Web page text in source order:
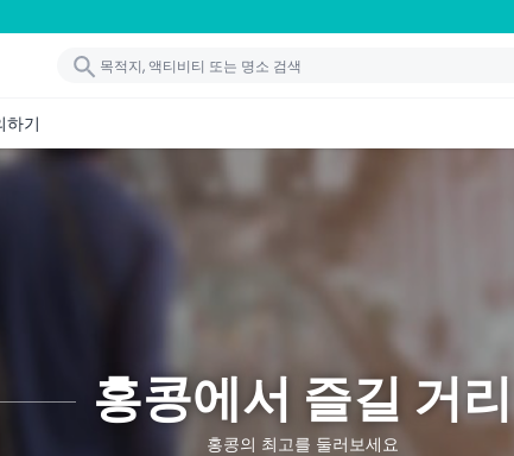
하기
홍콩에서 즐길 거리
홍콩의 최고를 둘러보세요